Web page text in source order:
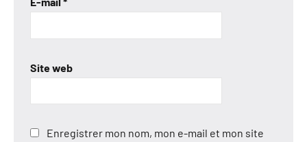
Site web
Enregistrer mon nom, mon e-mail et mon site